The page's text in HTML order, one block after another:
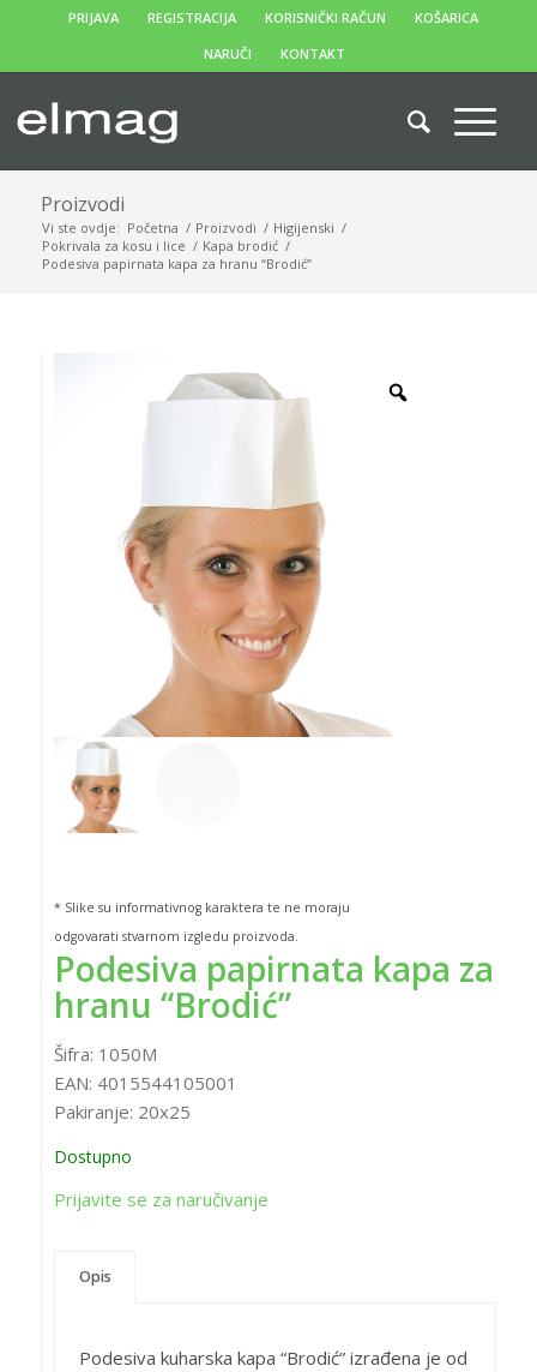
PRIJAVA REGISTRACIJA KORISNIČKI RAČUN
KOŠARICA
NARUČI
KONTAKT
Proizvodi
Vi ste ovdje: Početna / Proizvodi / Higijenski /
Pokrivala za kosu i lice / Kapa brodić /
Podesiva papirnata kapa za hranu “Brodić”
* Slike su informativnog karaktera te ne moraju
odgovarati stvarnom izgledu proizvoda.
Podesiva papirnata kapa za
hranu “Brodić”
Šifra: 1050M
EAN: 4015544105001
Pakiranje: 20x25
Dostupno
Prijavite se za naručivanje
Opis
Podesiva kuharska kapa “Brodić” izrađena je od